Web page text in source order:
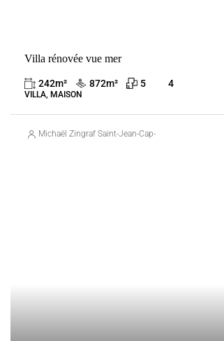
Villa rénovée vue mer
242m² 872m² 5 4
VILLA, MAISON
Michaël Zingraf Saint-Jean-Cap-Ferrat